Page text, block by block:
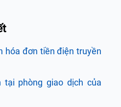
hóa đơn tiền điện truyền
tại phòng giao dịch của